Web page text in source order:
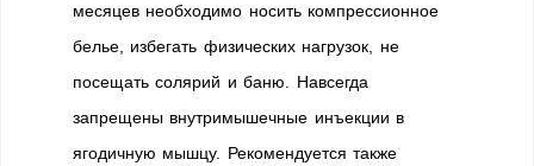
месяцев необходимо носить компрессионное
белье, избегать физических нагрузок, не
посещать солярий и баню. Навсегда
запрещены внутримышечные инъекции в
ягодичную мышцу. Рекомендуется также